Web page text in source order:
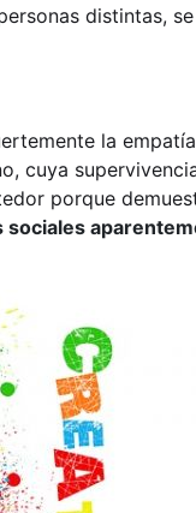
distintas,
la
cuya
porque